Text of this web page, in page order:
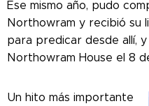
Ese mismo año, pudo
Northowram y recibió su
para predicar desde allí,
Northowram House el 8
Un hito más importante